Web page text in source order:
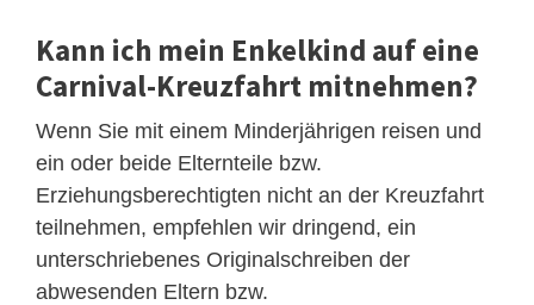
Kann ich mein Enkelkind auf eine
Carnival-Kreuzfahrt mitnehmen?
Wenn Sie mit einem Minderjährigen reisen und
ein oder beide Elternteile bzw.
Erziehungsberechtigten nicht an der Kreuzfahrt
teilnehmen, empfehlen wir dringend, ein
unterschriebenes Originalschreiben der
abwesenden Eltern bzw.